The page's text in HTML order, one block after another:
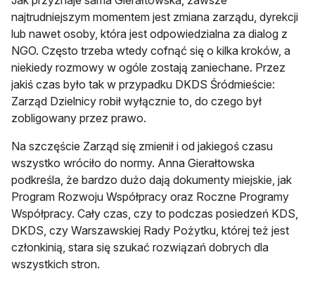
najtrudniejszym momentem jest zmiana zarządu, dyrekcji
lub nawet osoby, która jest odpowiedzialna za dialog z
NGO. Często trzeba wtedy cofnąć się o kilka kroków, a
niekiedy rozmowy w ogóle zostają zaniechane. Przez
jakiś czas było tak w przypadku DKDS Śródmieście:
Zarząd Dzielnicy robił wyłącznie to, do czego był
zobligowany przez prawo.
Na szczęście Zarząd się zmienił i od jakiegoś czasu
wszystko wróciło do normy. Anna Gierałtowska
podkreśla, że bardzo dużo dają dokumenty miejskie, jak
Program Rozwoju Współpracy oraz Roczne Programy
Współpracy. Cały czas, czy to podczas posiedzeń KDS,
DKDS, czy Warszawskiej Rady Pożytku, której też jest
członkinią, stara się szukać rozwiązań dobrych dla
wszystkich stron.